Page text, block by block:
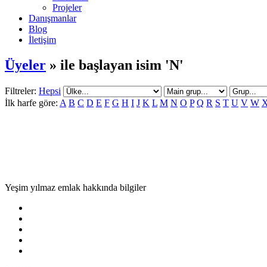
Projeler
Danışmanlar
Blog
İletişim
Üyeler » ile başlayan isim 'N'
Filtreler: Hepsi
İlk harfe göre: A B C D E F G H I J K L M N O P Q R S T U V W
Yeşim yılmaz emlak hakkında bilgiler